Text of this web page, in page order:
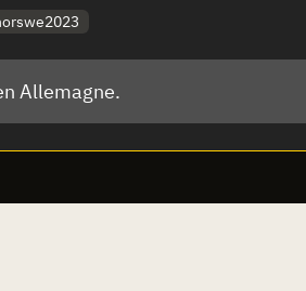
Allemagne.